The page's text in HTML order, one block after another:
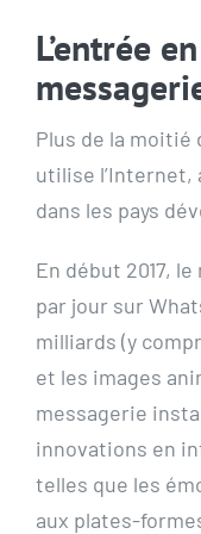
L’entrée
Plus de la moitié
utilise l’Internet,
dans les pays
En début 2017,
par jour sur
milliards (y
et les images
messagerie
innovations en
telles que les
aux plates-